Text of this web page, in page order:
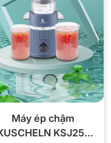
Máy ép chậm
KSJ25-